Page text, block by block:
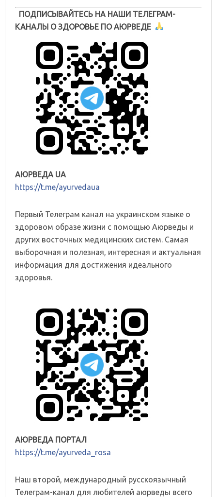
ПОДПИСЫВАЙТЕСЬ НА НАШИ ТЕЛЕГРАМ-
КАНАЛЫ О ЗДОРОВЬЕ ПО АЮРВЕДЕ
АЮРВЕДА UA
https://t.me/ayurvedaua
Первый Телеграм канал на украинском языке о
здоровом образе жизни с помощью Аюрведы и
других восточных медицинских систем. Самая
выборочная и полезная, интересная и актуальная
информация для достижения идеального
здоровья.
АЮРВЕДА ПОРТАЛ
https://t.me/ayurveda_rosa
Наш второй, международный русскоязычный
Телеграм-канал для любителей аюрведы всего